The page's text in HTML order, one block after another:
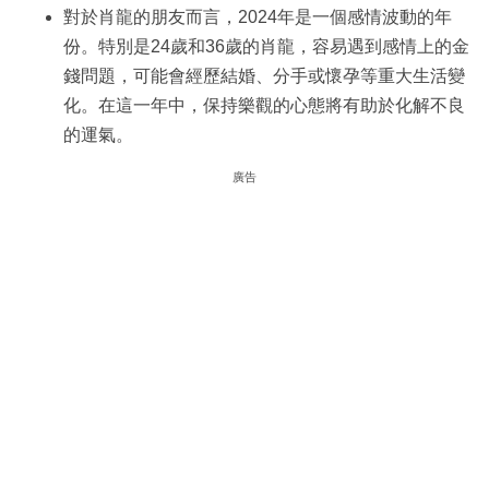
對於肖龍的朋友而言，2024年是一個感情波動的年
份。特別是24歲和36歲的肖龍，容易遇到感情上的金
錢問題，可能會經歷結婚、分手或懷孕等重大生活變
化。在這一年中，保持樂觀的心態將有助於化解不良
的運氣。
廣告